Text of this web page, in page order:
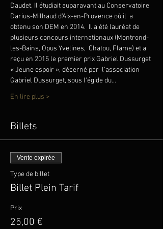
Daudet. Il étudiait auparavant au Conservatoire
Darius-Milhaud d'Aix-en-Provence où il  a
obtenu son DEM en 2014.  Il a été lauréat de
plusieurs concours internationaux (Montrond-
les-Bains, Opus Yvelines,  Chatou, Flame) et a
reçu en 2015 le premier prix Gabriel Dussurget
« Jeune espoir », décerné par  l'association
Gabriel Dussurget, sous l'égide du…
En lire plus >
Billets
Vente expirée
Type de billet
Billet Plein Tarif
Prix
25,00 €